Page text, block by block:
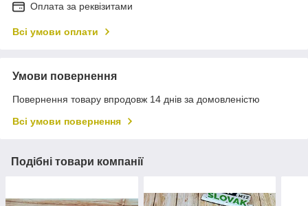
Оплата за реквізитами
Всі умови оплати
Умови повернення
Повернення товару впродовж 14 днів за домовленістю
Всі умови повернення
Подібні товари компанії